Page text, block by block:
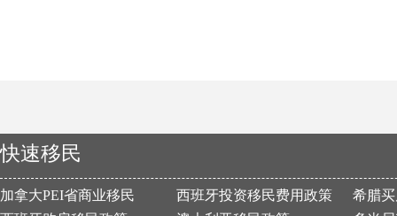
快速移民
加拿大PEI省商业移民 西班牙投资移民费用政策
希腊